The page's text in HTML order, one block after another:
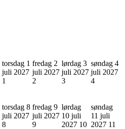
torsdag 1
juli 2027
1
fredag 2
juli 2027
2
lørdag 3
juli 2027
3
søndag 4
juli 2027
4
torsdag 8
juli 2027
8
fredag 9
juli 2027
9
lørdag
10 juli
2027 10
søndag
11 juli
2027 11